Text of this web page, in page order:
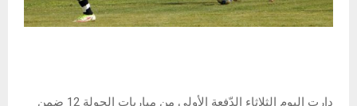
دارت اليوم الثلاثاء الدّفعة الأولى من مباريات الجولة 12 ضمن